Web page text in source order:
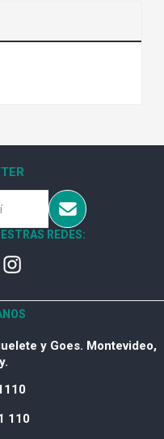
REDES:
y Goes. Montevideo,
110